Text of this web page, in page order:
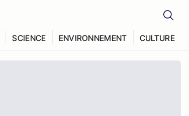
SCIENCE ENVIRONNEMENT CULTURE